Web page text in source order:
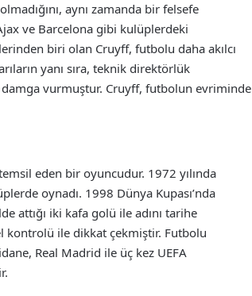
aynı zamanda bir felsefe
ve Barcelona gibi kulüplerdeki
biri olan Cruyff, futbolu daha akılcı
yanı sıra, teknik direktörlük
vurmuştur. Cruyff, futbolun evriminde
eden bir oyuncudur. 1972 yılında
oynadı. 1998 Dünya Kupası’nda
attığı iki kafa golü ile adını tarihe
kontrolü ile dikkat çekmiştir. Futbolu
Real Madrid ile üç kez UEFA